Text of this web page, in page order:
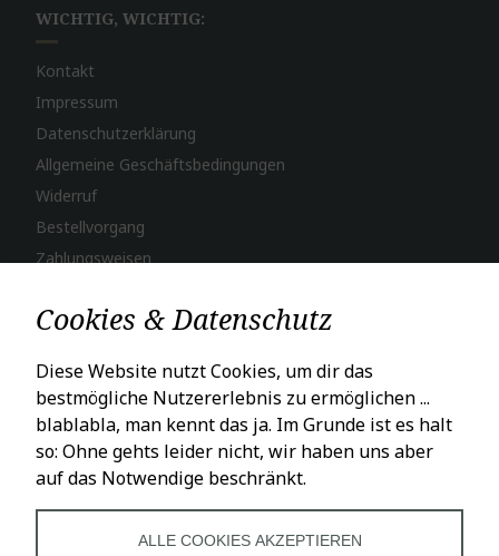
WICHTIG, WICHTIG:
Kontakt
Impressum
Datenschutzerklärung
Allgemeine Geschäftsbedingungen
Widerruf
Bestellvorgang
Zahlungsweisen
Mo – Fr: 10 – 18 Uhr
Sa: 10 – 16 Uhr
Cookies & Datenschutz
Diese Website nutzt Cookies, um dir das
bestmögliche Nutzererlebnis zu ermöglichen ...
blablabla, man kennt das ja. Im Grunde ist es halt
so: Ohne gehts leider nicht, wir haben uns aber
auf das Notwendige beschränkt.
ALLE COOKIES AKZEPTIEREN